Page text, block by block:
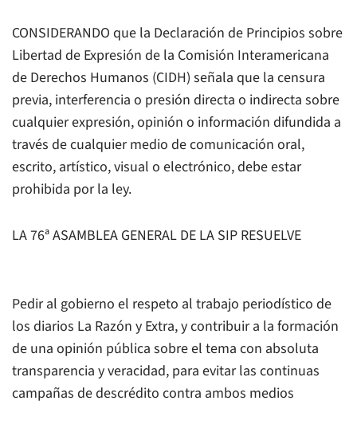
CONSIDERANDO que la Declaración de Principios sobre
Libertad de Expresión de la Comisión Interamericana
de Derechos Humanos (CIDH) señala que la censura
previa, interferencia o presión directa o indirecta sobre
cualquier expresión, opinión o información difundida a
través de cualquier medio de comunicación oral,
escrito, artístico, visual o electrónico, debe estar
prohibida por la ley.
LA 76ª ASAMBLEA GENERAL DE LA SIP RESUELVE
Pedir al gobierno el respeto al trabajo periodístico de
los diarios La Razón y Extra, y contribuir a la formación
de una opinión pública sobre el tema con absoluta
transparencia y veracidad, para evitar las continuas
campañas de descrédito contra ambos medios